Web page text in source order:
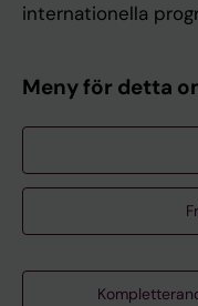
internationella
Meny för detta